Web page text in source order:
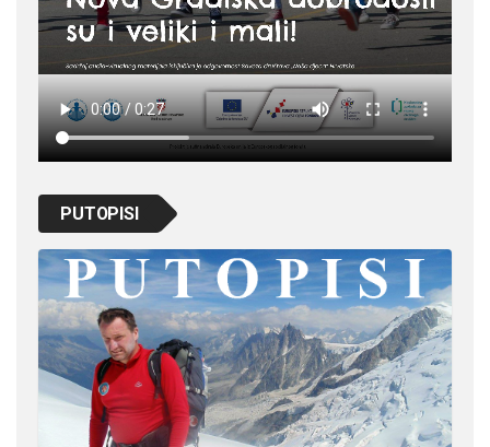
PUTOPISI